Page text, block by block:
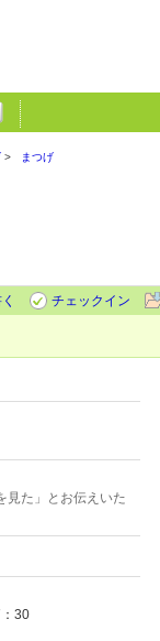
まつげ
チェックイン
見た」とお伝えいた
30